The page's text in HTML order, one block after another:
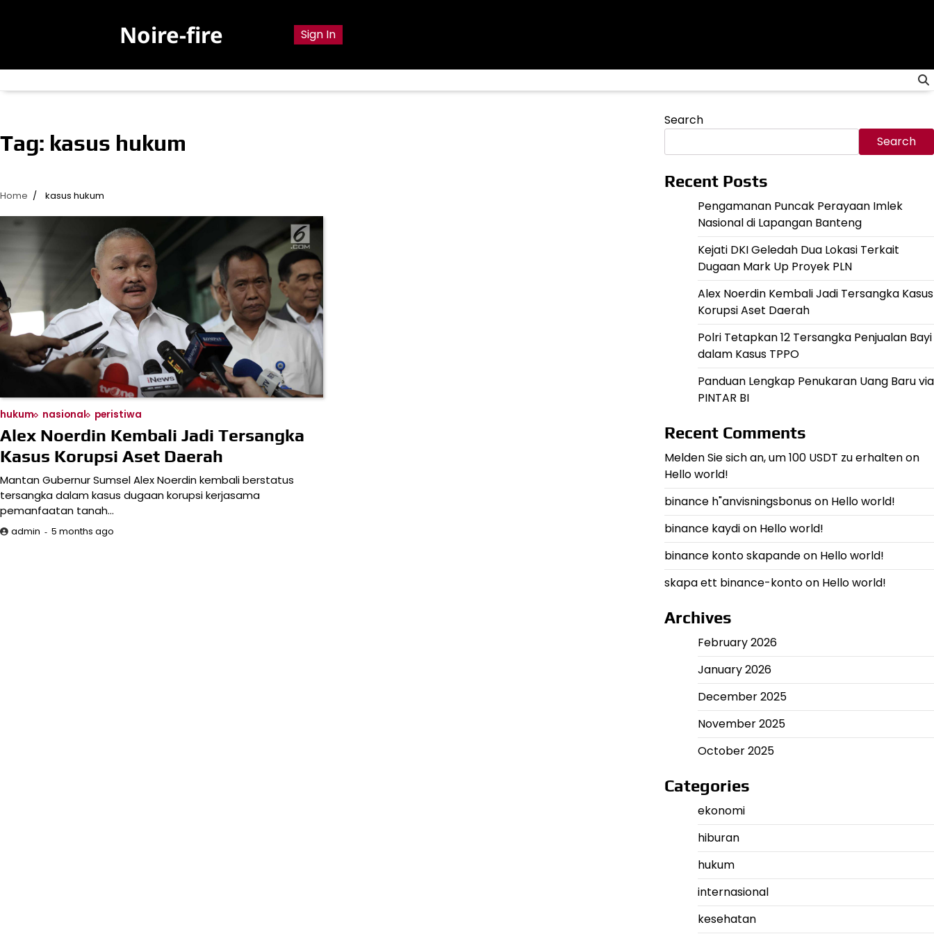
Noire-fire Sign In
Tag: kasus hukum
Home kasus hukum
hukum nasional peristiwa
Alex Noerdin Kembali Jadi Tersangka
Kasus Korupsi Aset Daerah
Mantan Gubernur Sumsel Alex Noerdin kembali berstatus
tersangka dalam kasus dugaan korupsi kerjasama
pemanfaatan tanah…
admin 5 months ago
Search
Search
Recent Posts
Pengamanan Puncak Perayaan Imlek
Nasional di Lapangan Banteng
Kejati DKI Geledah Dua Lokasi Terkait
Dugaan Mark Up Proyek PLN
Alex Noerdin Kembali Jadi Tersangka Kasus
Korupsi Aset Daerah
Polri Tetapkan 12 Tersangka Penjualan Bayi
dalam Kasus TPPO
Panduan Lengkap Penukaran Uang Baru via
PINTAR BI
Recent Comments
Melden Sie sich an, um 100 USDT zu erhaltenon
Hello world!
binance h"anvisningsbonuson Hello world!
binance kaydion Hello world!
binance konto skapandeon Hello world!
skapa ett binance-kontoon Hello world!
Archives
February 2026
January 2026
December 2025
November 2025
October 2025
Categories
ekonomi
hiburan
hukum
internasional
kesehatan